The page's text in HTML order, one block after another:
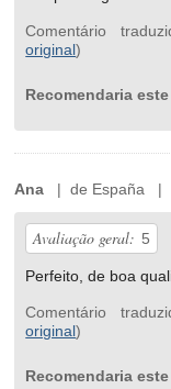
Comentário
original)
Recomendaria
Ana | de España |
Avaliação geral: 5
Perfeito, de boa
Comentário
original)
Recomendaria